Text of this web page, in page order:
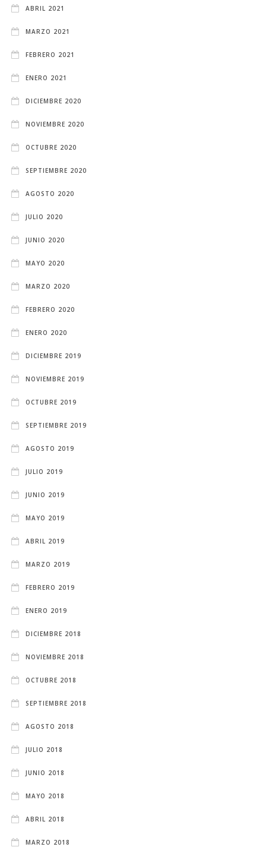
ABRIL 2021
MARZO 2021
FEBRERO 2021
ENERO 2021
DICIEMBRE 2020
NOVIEMBRE 2020
OCTUBRE 2020
SEPTIEMBRE 2020
AGOSTO 2020
JULIO 2020
JUNIO 2020
MAYO 2020
MARZO 2020
FEBRERO 2020
ENERO 2020
DICIEMBRE 2019
NOVIEMBRE 2019
OCTUBRE 2019
SEPTIEMBRE 2019
AGOSTO 2019
JULIO 2019
JUNIO 2019
MAYO 2019
ABRIL 2019
MARZO 2019
FEBRERO 2019
ENERO 2019
DICIEMBRE 2018
NOVIEMBRE 2018
OCTUBRE 2018
SEPTIEMBRE 2018
AGOSTO 2018
JULIO 2018
JUNIO 2018
MAYO 2018
ABRIL 2018
MARZO 2018